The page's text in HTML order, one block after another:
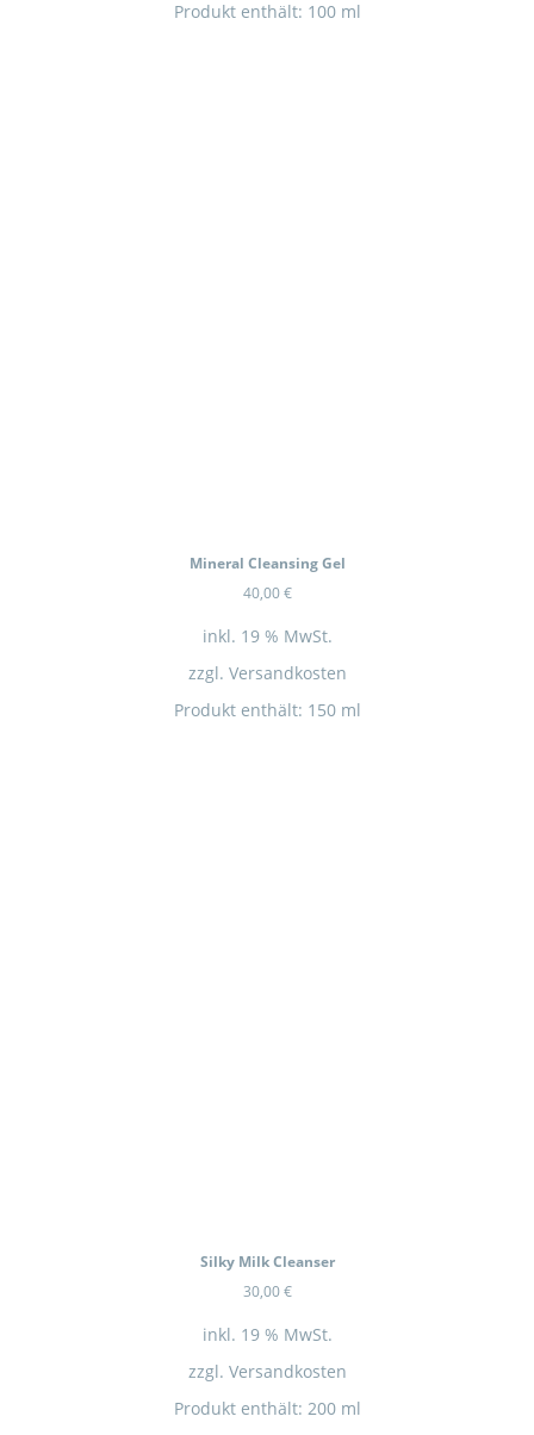
Produkt enthält: 100 ml
Mineral Cleansing Gel
40,00€
inkl. 19 % MwSt.
zzgl. Versandkosten
Produkt enthält: 150 ml
In Kürze wieder VerfügbarSilky Milk Cleanser
30,00€
inkl. 19 % MwSt.
zzgl. Versandkosten
Produkt enthält: 200 ml